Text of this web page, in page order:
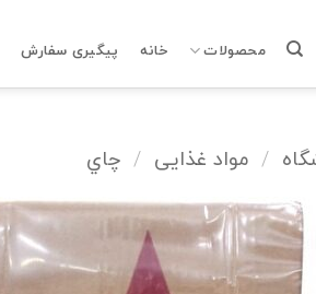
محصولات خانه پیگیری سفارش
/ مواد غذایی / چاي